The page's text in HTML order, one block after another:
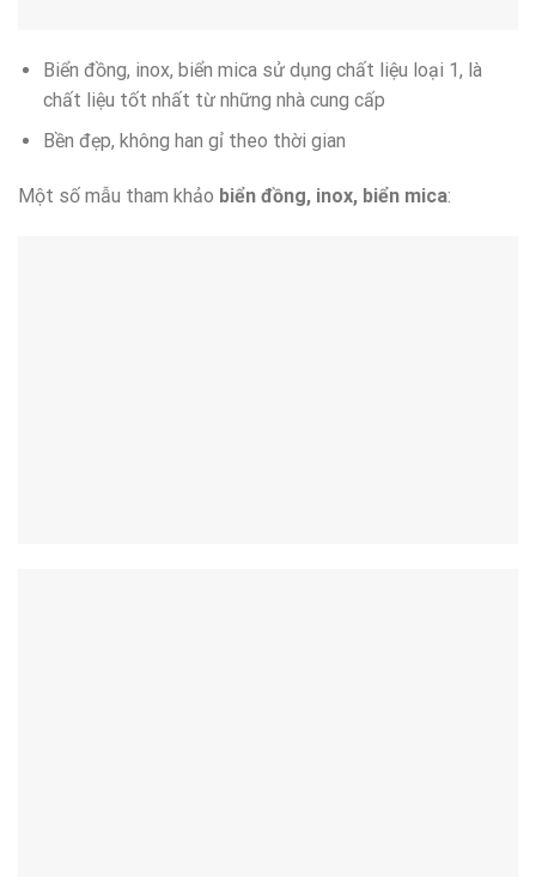
Biển đồng, inox, biển mica sử dụng chất liệu loại 1, là
chất liệu tốt nhất từ những nhà cung cấp
Bền đẹp, không han gỉ theo thời gian
Một số mẫu tham khảo biển đồng, inox, biển mica: